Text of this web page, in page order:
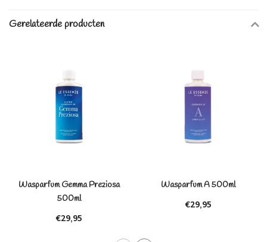
Gerelateerde producten
Wasparfum Gemma Preziosa
500ml
€29,95
Wasparfum A 500ml
€29,95